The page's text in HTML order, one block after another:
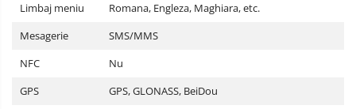
Limbaj meniu
Romana, Engleza, Maghiara, etc.
Mesagerie
SMS/MMS
NFC
Nu
GPS
GPS, GLONASS, BeiDou